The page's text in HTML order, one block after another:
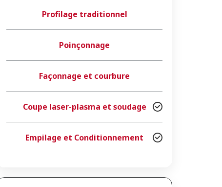
Profilage traditionnel
Poinçonnage
Façonnage et courbure
Coupe laser-plasma et soudage
Empilage et Conditionnement